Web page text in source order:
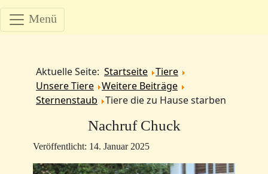
Menü
Aktuelle Seite: Startseite Tiere
Unsere Tiere Weitere Beiträge
Sternenstaub
Tiere die zu Hause starben
Nachruf Chuck
Veröffentlicht: 14. Januar 2025